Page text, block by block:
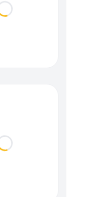
Loading...
Loading...